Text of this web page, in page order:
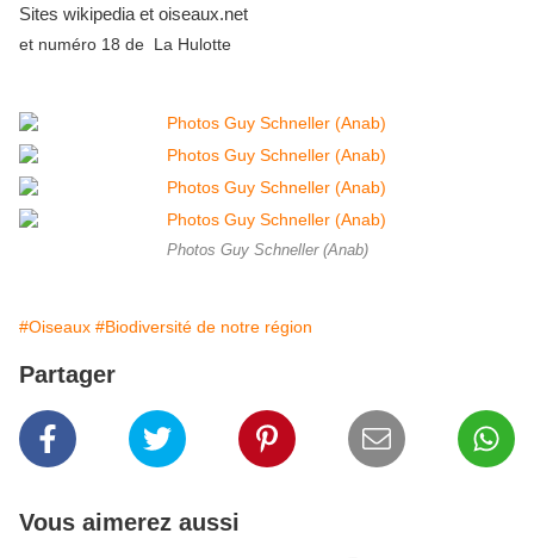
Sites wikipedia et oiseaux.net
et numéro 18 de La Hulotte
Photos Guy Schneller (Anab)
#Oiseaux #Biodiversité de notre région
Partager
Vous aimerez aussi